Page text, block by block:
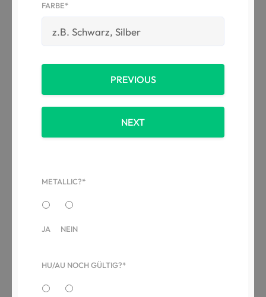
FARBE*
PREVIOUS
NEXT
METALLIC?*
JA NEIN
HU/AU NOCH GÜLTIG?*